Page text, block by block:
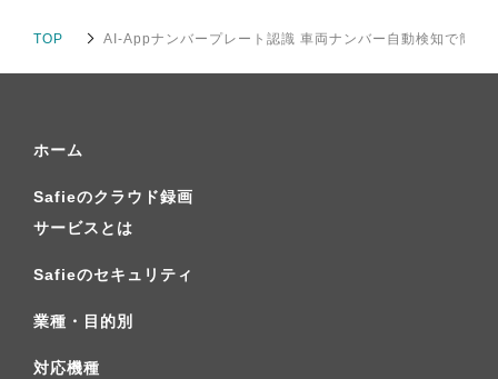
TOP AI-Appナンバープレート認識 車両ナンバー自動検知で簡単
ホーム
Safieのクラウド録画
サービスとは
Safieのセキュリティ
業種・目的別
対応機種